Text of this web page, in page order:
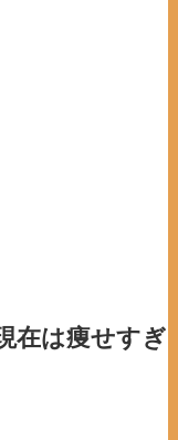
在は痩せすぎ